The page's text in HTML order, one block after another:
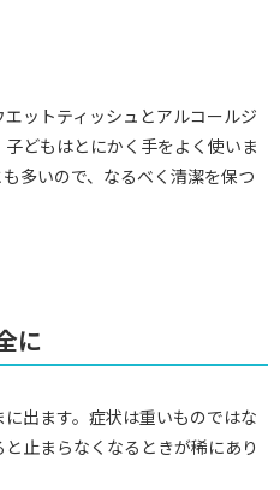
ットティッシュとアルコールジ
どもはとにかく手をよく使いま
多いので、なるべく清潔を保つ
に
出ます。症状は重いものではな
止まらなくなるときが稀にあり